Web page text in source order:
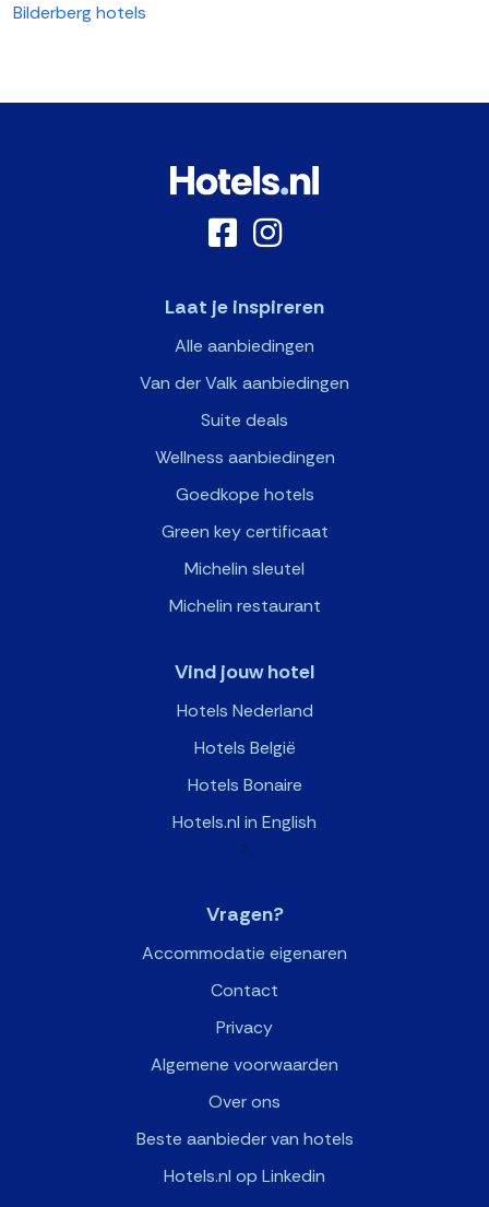
Bilderberg hotels
Laat je inspireren
Alle aanbiedingen
Van der Valk aanbiedingen
Suite deals
Wellness aanbiedingen
Goedkope hotels
Green key certificaat
Michelin sleutel
Michelin restaurant
Vind jouw hotel
Hotels Nederland
Hotels België
Hotels Bonaire
Hotels.nl in English
>
Vragen?
Accommodatie eigenaren
Contact
Privacy
Algemene voorwaarden
Over ons
Beste aanbieder van hotels
Hotels.nl op Linkedin